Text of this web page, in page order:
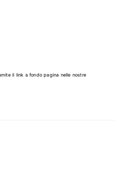
il link a fondo pagina nelle nostre